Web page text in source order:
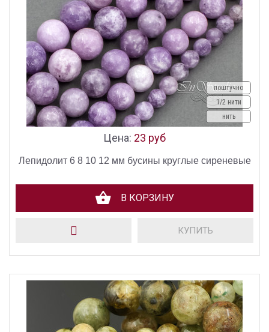
поштучно
1/2 нити
нить
Цена: 23 руб
Лепидолит 6 8 10 12 мм бусины круглые сиреневые
В КОРЗИНУ
КУПИТЬ